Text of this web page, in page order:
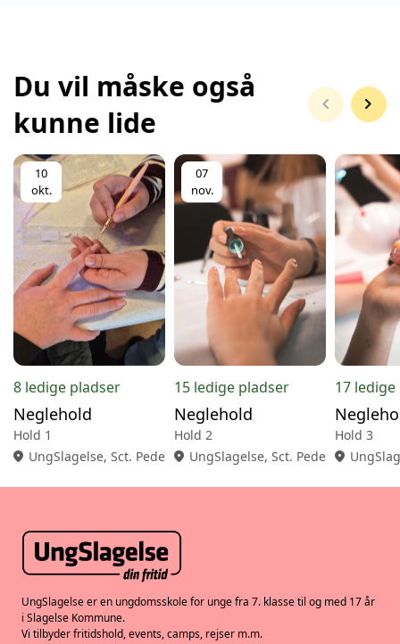
Du vil måske også
kunne lide
chevron_left chevron_right
10
okt.
8 ledige pladser
Neglehold
Hold 1
location_on UngSlagelse, Sct. Pedersgade 18, 2., 4200 Slagelse
07
nov.
15 ledige pladser
Neglehold
Hold 2
location_on UngSlagelse, Sct. Pedersgade 18,
17
Hold 3
location_on
UngSlagelse er en ungdomsskole for unge fra 7. klasse til og med 17 år
i Slagelse Kommune.
Vi tilbyder fritidshold, events, camps, rejser m.m.